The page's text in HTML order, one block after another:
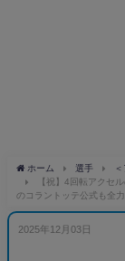
ホーム 選手
【祝】4回転アクセ
のコラントッテ公式も全
2025年12月03日